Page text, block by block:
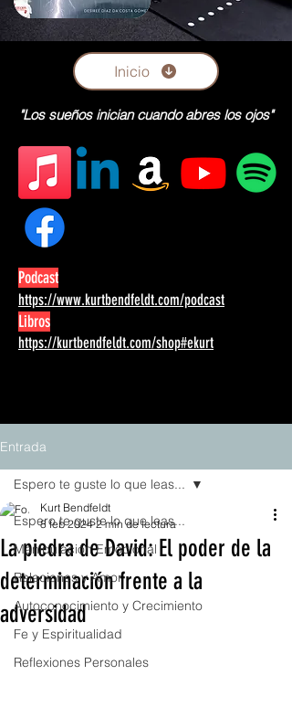
Inicio
"Los sueños inician cuando abres los ojos"
Podcast
https://www.kurtbendfeldt.com/podcast
Libros
https://kurtbendfeldt.com/shop#ekurt
Entrada
Espero te guste lo que leas...
Manipulación Emocional
Relaciones y Amor
Autoconocimiento y Crecimiento
Fe y Espiritualidad
Reflexiones Personales
Espero te guste lo que leas...
La piedra de David: El poder de la
determinación frente a la
adversidad
Kurt Bendfeldt
8 feb 2024 2 min de lectura